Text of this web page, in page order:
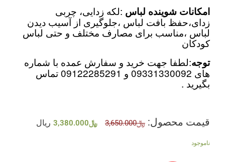
امکانات شوینده لباس :لکه زدایی، چربی
زدای،حفظ بافت لباس ،جلوگیری از آسیب دیدن
لباس ،مناسب برای مصارف مختلف و حتی لباس
کودکان
توجه:لطفا جهت خرید و سفارش عمده با شماره
های 09331330092 و 09122285291 تماس
بگیرید .
قیمت محصول: ﷼3,650.000 ﷼3,380.000 ریال
ناموجود